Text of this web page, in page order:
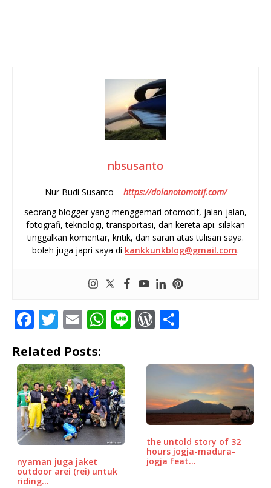
nbsusanto
Nur Budi Susanto – https://dolanotomotif.com/
seorang blogger yang menggemari otomotif, jalan-jalan,
fotografi, teknologi, transportasi, dan kereta api. silakan
tinggalkan komentar, kritik, dan saran atas tulisan saya.
boleh juga japri saya di kankkunkblog@gmail.com.
F
c
e
b
o
o
k
T
it
te
r
E
ai
l
W
at
s
A
p
p
Li W
r
P
r
e
ss
ar
e
Related Posts:
nyaman juga jaket
outdoor arei (rei) untuk
riding…
the untold story of 32
hours jogja-madura-
jogja feat…